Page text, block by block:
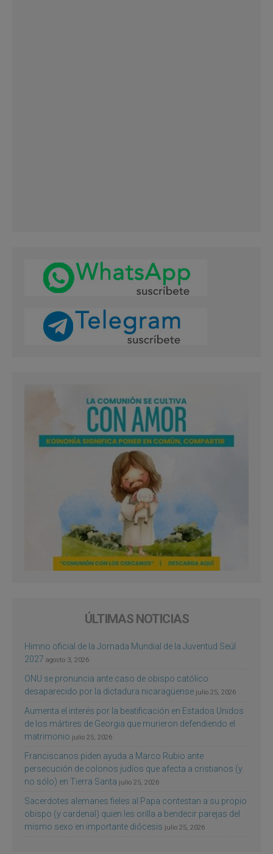
ÚLTIMAS NOTICIAS
Himno oficial de la Jornada Mundial de la Juventud Seúl
2027 agosto 3, 2026
ONU se pronuncia ante caso de obispo católico
desaparecido por la dictadura nicaragüense julio 25, 2026
Aumenta el interés por la beatificación en Estados Unidos
de los mártires de Georgia que murieron defendiendo el
matrimonio julio 25, 2026
Franciscanos piden ayuda a Marco Rubio ante
persecución de colonos judíos que afecta a cristianos (y
no sólo) en Tierra Santa julio 25, 2026
Sacerdotes alemanes fieles al Papa contestan a su propio
obispo (y cardenal) quien les orilla a bendecir parejas del
mismo sexo en importante diócesis julio 25, 2026